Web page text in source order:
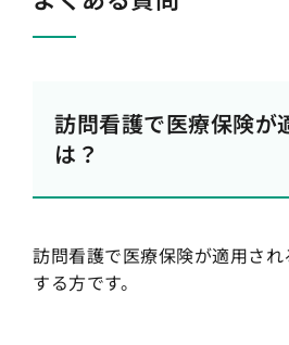
訪問看護で医療保険が
は？
訪問看護で医療保険が適用さ
する方です。